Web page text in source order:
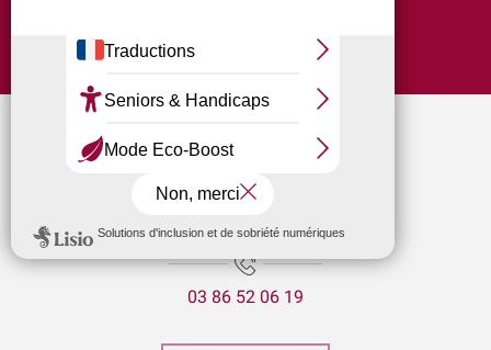
Même ton patrimoine (Jacques-Lacarrière)
Garçon, la note ! Beija flor - Bossa
Exposition "Avec le vin comme complice" et "La nature est
La Cathédrale Saint-Etienne et sa crypte
Expositions Chapelle d'Avigneau - Escamps
Exposition Raymond RIOTTE03 86 52 06 19